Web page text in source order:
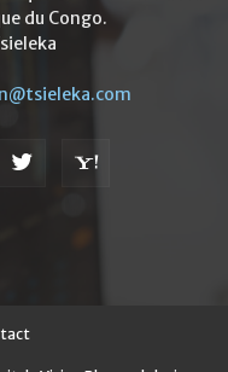
du Congo.